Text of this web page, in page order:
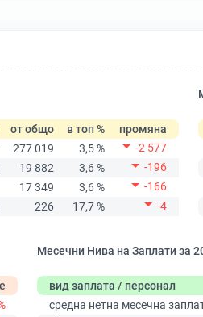
от общо в топ %
промяна
277 019 3,5 %
-2 577
19 882 3,6 %
-196
17 349 3,6 %
-166
226 17,7 % -4
Месечни Нива на Заплати за
вид заплата / персонал
средна нетна месечна